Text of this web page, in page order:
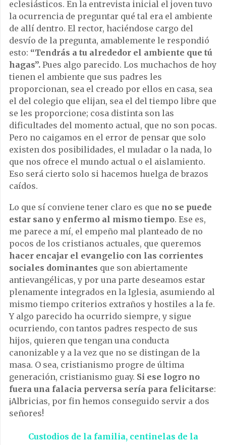
eclesiásticos. En la entrevista inicial el joven tuvo
la ocurrencia de preguntar qué tal era el ambiente
de allí dentro. El rector, haciéndose cargo del
desvío de la pregunta, amablemente le respondió
esto: “Tendrás a tu alrededor el ambiente que tú
hagas”. Pues algo parecido. Los muchachos de hoy
tienen el ambiente que sus padres les
proporcionan, sea el creado por ellos en casa, sea
el del colegio que elijan, sea el del tiempo libre que
se les proporcione; cosa distinta son las
dificultades del momento actual, que no son pocas.
Pero no caigamos en el error de pensar que solo
existen dos posibilidades, el muladar o la nada, lo
que nos ofrece el mundo actual o el aislamiento.
Eso será cierto solo si hacemos huelga de brazos
caídos.
Lo que sí conviene tener claro es que no se puede
estar sano y enfermo al mismo tiempo. Ese es,
me parece a mí, el empeño mal planteado de no
pocos de los cristianos actuales, que queremos
hacer encajar el evangelio con las corrientes
sociales dominantes que son abiertamente
antievangélicas, y por una parte deseamos estar
plenamente integrados en la Iglesia, asumiendo al
mismo tiempo criterios extraños y hostiles a la fe.
Y algo parecido ha ocurrido siempre, y sigue
ocurriendo, con tantos padres respecto de sus
hijos, quieren que tengan una conducta
canonizable y a la vez que no se distingan de la
masa. O sea, cristianismo progre de última
generación, cristianismo guay. Si ese logro no
fuera una falacia perversa sería para felicitarse:
¡Albricias, por fin hemos conseguido servir a dos
señores!
Custodios de la familia, centinelas de la